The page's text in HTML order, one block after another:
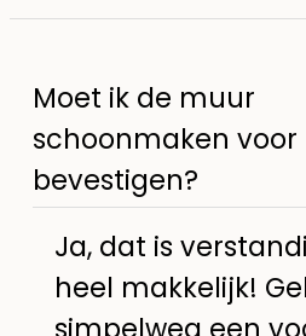
Moet ik de muur
schoonmaken voor
bevestigen?
Ja, dat is
heel makkelijk!